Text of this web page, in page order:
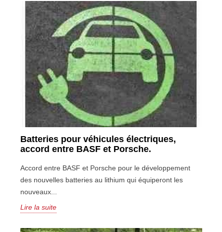
Batteries pour véhicules électriques,
accord entre BASF et Porsche.
Accord entre BASF et Porsche pour le développement
des nouvelles batteries au lithium qui équiperont les
nouveaux...
Lire la suite